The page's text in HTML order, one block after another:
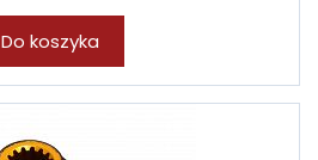
Do koszyka